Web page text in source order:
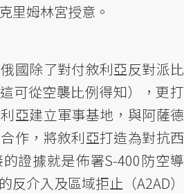
里姆林宮授意。
國除了對付敘利亞反對派比
可從空襲比例得知），更打
亞建立軍事基地，與阿薩德
作，將敘利亞打造為對抗西
證據就是佈署S-400防空導
反介入及區域拒止（A2AD）